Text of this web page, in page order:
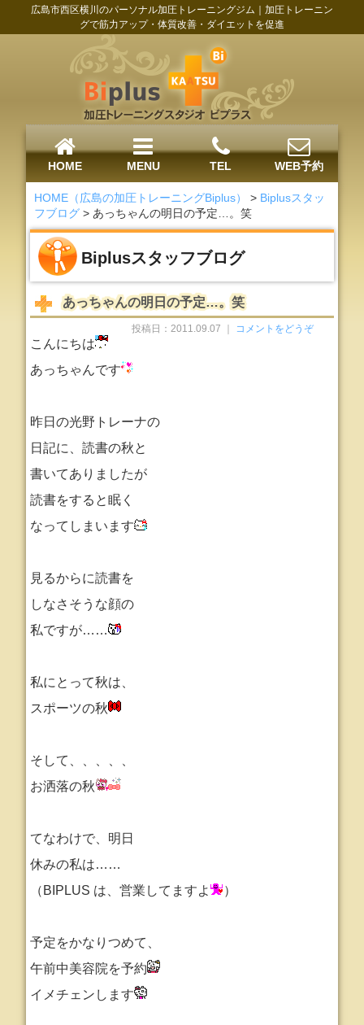
広島市西区横川のパーソナル加圧トレーニングジム｜加圧トレーニン
グで筋力アップ・体質改善・ダイエットを促進
HOME MENU TEL WEB予約
HOME（広島の加圧トレーニングBiplus） > Biplusスタッ
フブログ > あっちゃんの明日の予定…。笑
Biplusスタッフブログ
あっちゃんの明日の予定…。笑
投稿日：2011.09.07 ｜ コメントをどうぞ
こんにちは
あっちゃんです
昨日の光野トレーナの
日記に、読書の秋と
書いてありましたが
読書をすると眠く
なってしまいます
見るからに読書を
しなさそうな顔の
私ですが……
私にとって秋は、
スポーツの秋
そして、、、、、
お洒落の秋
てなわけで、明日
休みの私は……
（BIPLUS は、営業してますよ
）
予定をかなりつめて、
午前中美容院を予約
イメチェンします